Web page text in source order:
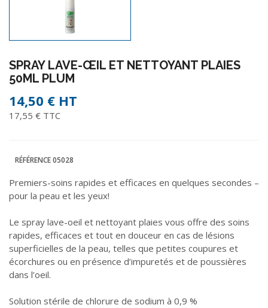
SPRAY LAVE-ŒIL ET NETTOYANT PLAIES
50ML PLUM
14,50 € HT
17,55 € TTC
RÉFÉRENCE05028
Premiers-soins rapides et efficaces en quelques secondes –
pour la peau et les yeux!
Le spray lave-oeil et nettoyant plaies vous offre des soins
rapides, efficaces et tout en douceur en cas de lésions
superficielles de la peau, telles que petites coupures et
écorchures ou en présence d’impuretés et de poussières
dans l’oeil.
Solution stérile de chlorure de sodium à 0,9 %